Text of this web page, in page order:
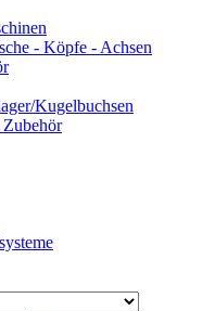
- Köpfe - Achsen
Kugelbuchsen